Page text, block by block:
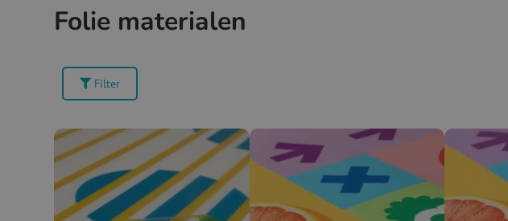
Folie materialen
Filter